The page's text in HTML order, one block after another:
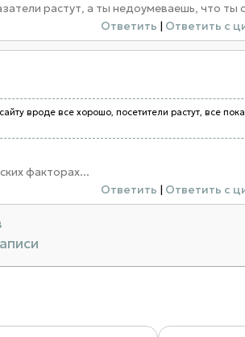
растут, а ты недоумеваешь, что ты
Ответить | Ответить с
вроде все хорошо, посетители растут, все
факторах...
Ответить | Ответить с